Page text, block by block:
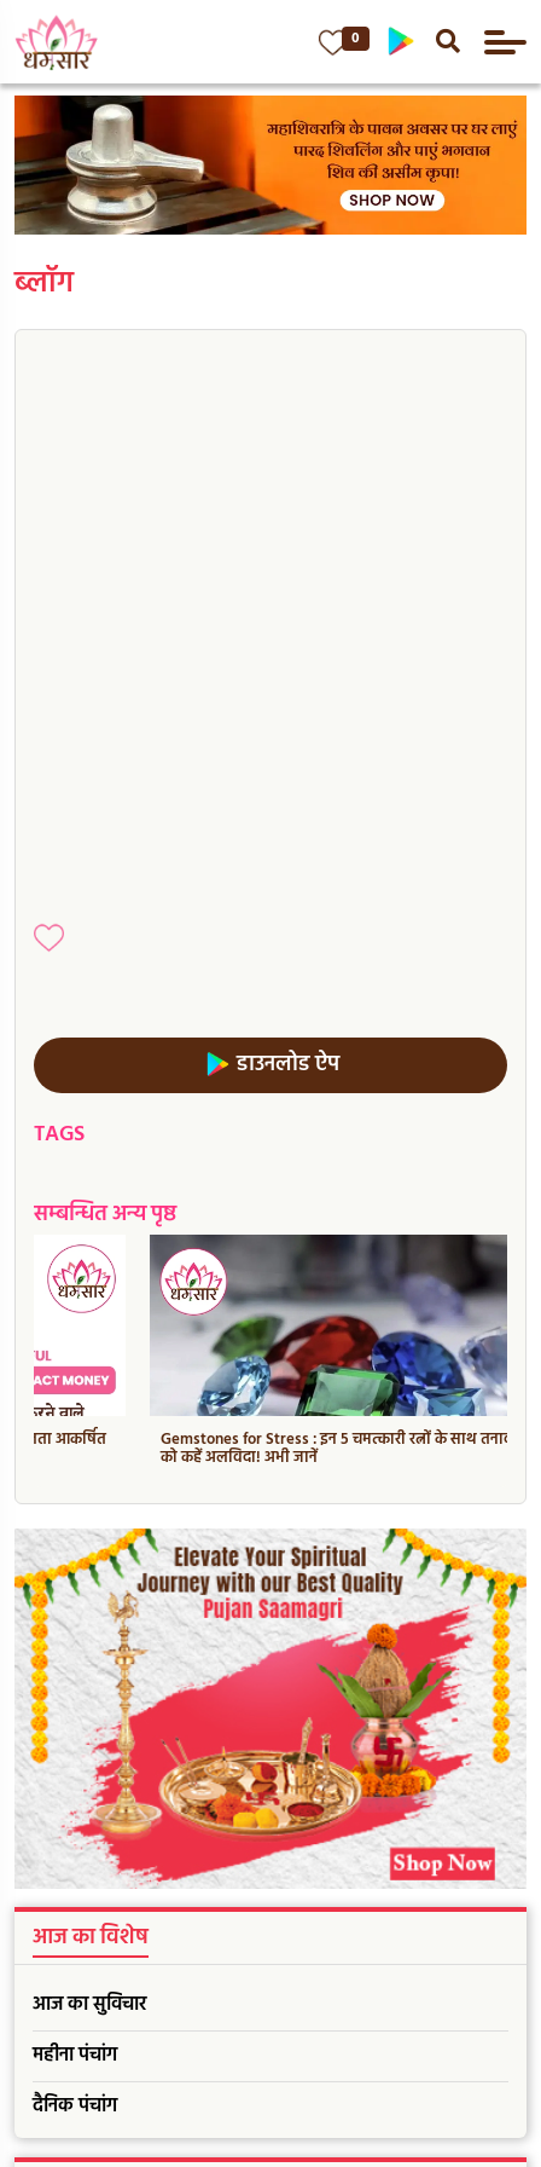
0
आज का विशेष
आज का सुविचार
महीना पंचांग
दैनिक पंचांग
ब्लॉग
डाउनलोड ऐप
TAGS
सम्बन्धित अन्य पृष्ठ
Gemstones for Stress : इन 5 चमत्कारी रत्नों के साथ तनाव और एंग्जायटी
को कहें अलविदा! अभी जानें